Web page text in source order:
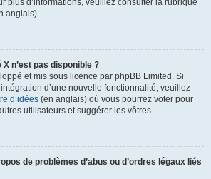
plus d’informations, veuillez consulter la rubrique
anglais).
n’est pas disponible ?
et mis sous licence par phpBB Limited. Si
d’une nouvelle fonctionnalité, veuillez
d’idées (en anglais) où vous pourrez voter pour
utilisateurs et suggérer les vôtres.
de problèmes d’abus ou d’ordres légaux liés